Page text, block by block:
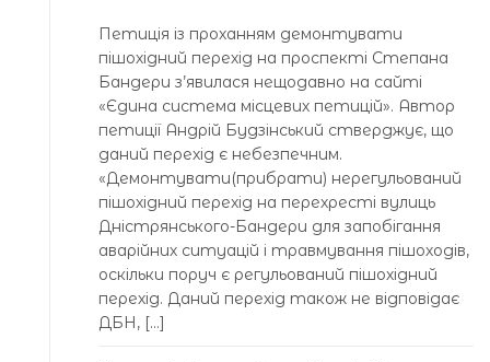
Петиція із проханням демонтувати
пішохідний перехід на проспекті Степана
Бандери з’явилася нещодавно на сайті
«Єдина система місцевих петицій». Автор
петиції Андрій Будзінський стверджує, що
даний перехід є небезпечним.
«Демонтувати(прибрати) нерегульований
пішохідний перехід на перехресті вулиць
Дністрянського-Бандери для запобігання
аварійних ситуацій і травмування пішоходів,
оскільки поруч є регульований пішохідний
перехід. Даний перехід також не відповідає
ДБН, […]